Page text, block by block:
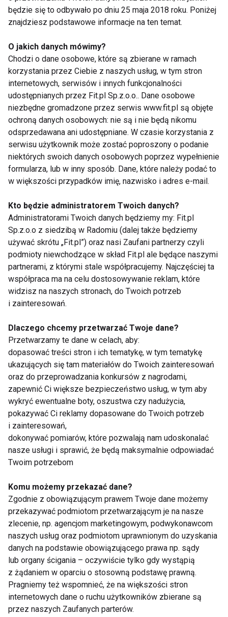
niewielki odsetek użytkowników stosuje zdrowe
nawyki, takie jak kontrolowanie czasu ekranowego
czy unikanie korzystania z urządzeń przed snem.
Eksperci zauważają, że dorosłym często łatwiej
zachować higienę cyfrową niż młodzieży, która
korzysta z urządzeń niemal od urodzenia. Dlatego
rola rodziców w kontrolowanym wprowadzaniu
dzieci w świat technologii jest kluczowa. Ważny jest
dialog z nastolatkami, gdyż zakazy często nie
przynoszą pożądanych efektów.
Warto pamiętać, że higiena cyfrowa obejmuje także
czy spacerów. Ograniczenie kontaktu z ekranami i
wybór aktywności fizycznych, takich jak jogging,
może przynieść liczne korzyści zdrowotne,
poprawiając jakość życia.
newseria.pl
WELLNESS ZDROWIE PSYCHICZNE
Wellness
chce ci się spać?
Dietetyk wyjaśnia 7
najczęstszych
przyczyn
– dlaczego zamiast
energii wraca
frustracja?
Tenis, badminton i
ping-pong ćwiczą nie
tylko ciało. Co dzieje
Aktywna regeneracja
– 7 sposobów na
szybszy powrót do
będzie się to odbywało po dniu 25 maja 2018 roku. Poniżej
znajdziesz podstawowe informacje na ten temat.
O jakich danych mówimy?
Chodzi o dane osobowe, które są zbierane w ramach
korzystania przez Ciebie z naszych usług, w tym stron
internetowych, serwisów i innych funkcjonalności
udostępnianych przez Fit.pl Sp.z.o.o.. Dane osobowe
niezbędne gromadzone przez serwis www.fit.pl są objęte
ochroną danych osobowych: nie są i nie będą nikomu
odsprzedawana ani udostępniane. W czasie korzystania z
serwisu użytkownik może zostać poproszony o podanie
niektórych swoich danych osobowych poprzez wypełnienie
formularza, lub w inny sposób. Dane, które należy podać to
w większości przypadków imię, nazwisko i adres e-mail.
Kto będzie administratorem Twoich danych?
Administratorami Twoich danych będziemy my: Fit.pl
Sp.z.o.o z siedzibą w Radomiu (dalej także będziemy
używać skrótu „Fit.pl”) oraz nasi Zaufani partnerzy czyli
podmioty niewchodzące w skład Fit.pl ale będące naszymi
partnerami, z którymi stale współpracujemy. Najczęściej ta
współpraca ma na celu dostosowywanie reklam, które
widzisz na naszych stronach, do Twoich potrzeb
i zainteresowań.
Dlaczego chcemy przetwarzać Twoje dane?
Przetwarzamy te dane w celach, aby:
dopasować treści stron i ich tematykę, w tym tematykę
ukazujących się tam materiałów do Twoich zainteresowań
oraz do przeprowadzania konkursów z nagrodami,
zapewnić Ci większe bezpieczeństwo usług, w tym aby
wykryć ewentualne boty, oszustwa czy nadużycia,
pokazywać Ci reklamy dopasowane do Twoich potrzeb
i zainteresowań,
dokonywać pomiarów, które pozwalają nam udoskonalać
nasze usługi i sprawić, że będą maksymalnie odpowiadać
Twoim potrzebom
Komu możemy przekazać dane?
Zgodnie z obowiązującym prawem Twoje dane możemy
przekazywać podmiotom przetwarzającym je na nasze
zlecenie, np. agencjom marketingowym, podwykonawcom
naszych usług oraz podmiotom uprawnionym do uzyskania
danych na podstawie obowiązującego prawa np. sądy
lub organy ścigania – oczywiście tylko gdy wystąpią
z żądaniem w oparciu o stosowną podstawę prawną.
Pragniemy też wspomnieć, że na większości stron
internetowych dane o ruchu użytkowników zbierane są
przez naszych Zaufanych parterów.